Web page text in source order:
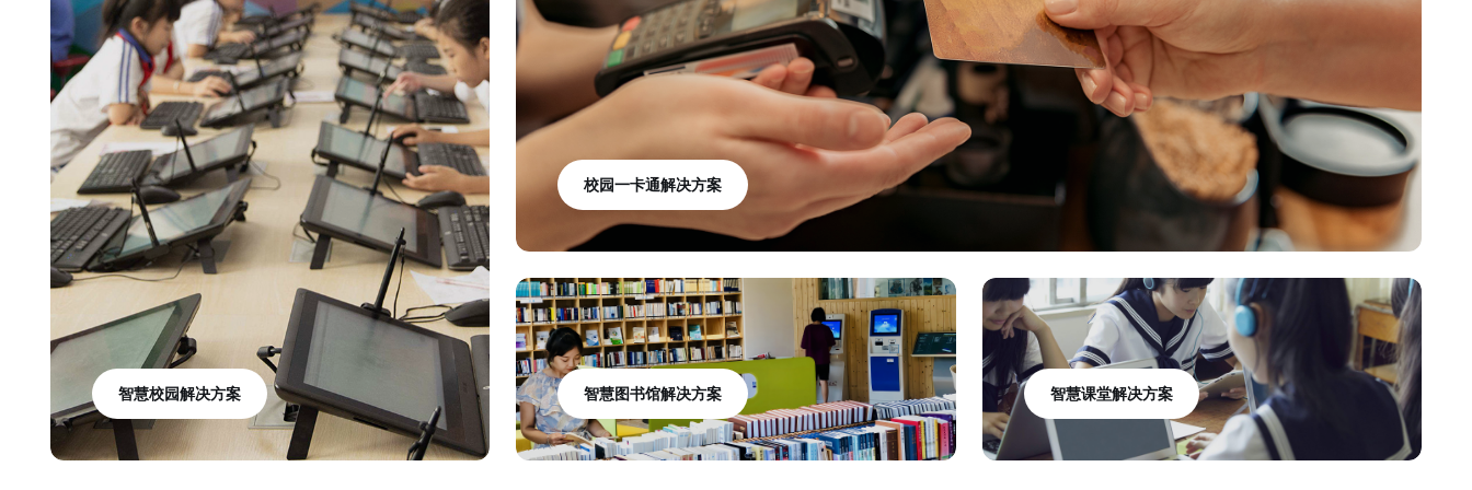
智慧校园解决方案
校园一卡通解决方案
智慧图书馆解决方案 智慧课堂解决方案